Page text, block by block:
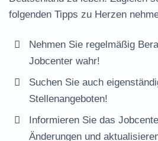
folgenden Tipps zu Herzen
Nehmen Sie regelmäßig
Jobcenter wahr!
Suchen Sie auch
Stellenangeboten!
Informieren Sie das
Änderungen und